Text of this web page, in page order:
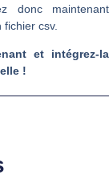
donc maintenant
csv.
et intégrez-la
!